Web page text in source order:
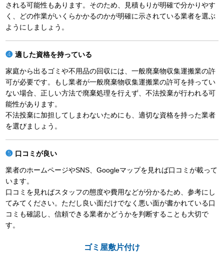
される可能性もあります。そのため、見積もりが明確で分かりやす
く、どの作業がいくらかかるのかが明確に示されている業者を選ぶ
ようにしましょう。
適した資格を持っている
家庭から出るゴミや不用品の回収には、一般廃棄物収集運搬業の許
可が必要です。もし業者が一般廃棄物収集運搬業の許可を持ってい
ない場合、正しい方法で廃棄処理を行えず、不法投棄が行われる可
能性があります。
不法投棄に加担してしまわないためにも、適切な資格を持った業者
を選びましょう。
口コミが良い
業者のホームページやSNS、Googleマップを見れば口コミが載って
います。
口コミを見ればスタッフの態度や費用などが分かるため、参考にし
てみてください。ただし良い面だけでなく悪い面が書かれている口
コミも確認し、信頼できる業者かどうかを判断することも大切で
す。
ゴミ屋敷片付け